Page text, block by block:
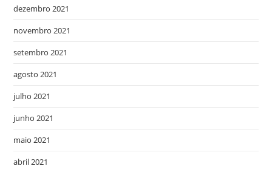
dezembro 2021
novembro 2021
setembro 2021
agosto 2021
julho 2021
junho 2021
maio 2021
abril 2021